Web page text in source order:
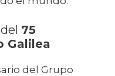
75
Galilea
del Grupo